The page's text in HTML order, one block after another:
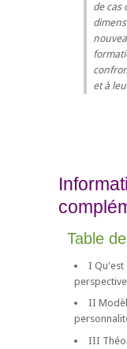
de cas
et à
Table
I Qu'est
II
III